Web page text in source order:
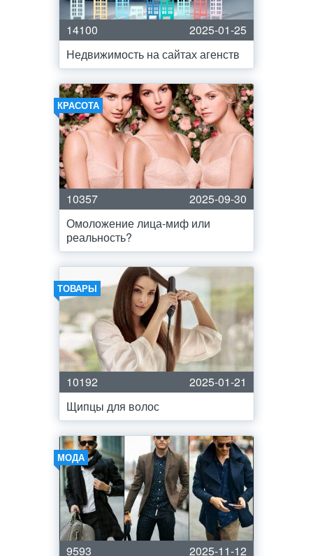
14100
2025-01-25
Недвижимость на сайтах агенств
КРАСОТА
10357
2025-09-30
Омоложение лица-миф или
реальность?
ТОВАРЫ
10192
2025-01-21
Щипцы для волос
МОДА
9593 2025-11-12